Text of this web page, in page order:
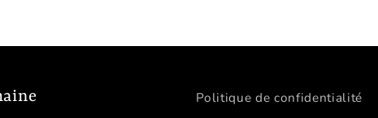
Politique de confidentialité